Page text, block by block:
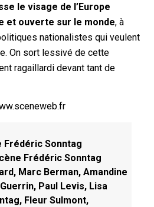
le visage de l’Europe
et ouverte sur le monde, à
nationalistes qui veulent
On sort lessivé de cette
ragaillardi devant tant de
Frédéric Sonntag
Frédéric Sonntag
Marc Berman, Amandine
Paul Levis, Lisa
Fleur Sulmont,